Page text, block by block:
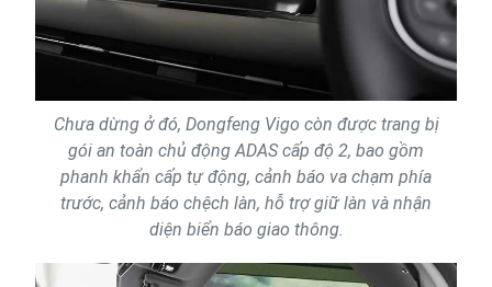
Chưa dừng ở đó, Dongfeng Vigo còn được trang bị
gói an toàn chủ động ADAS cấp độ 2, bao gồm
phanh khẩn cấp tự động, cảnh báo va chạm phía
trước, cảnh báo chệch làn, hỗ trợ giữ làn và nhận
diện biển báo giao thông.